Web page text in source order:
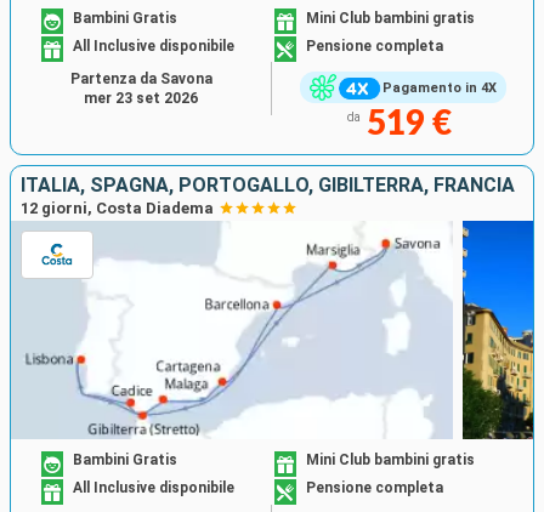
Pagamento in 4X
Bambini Gratis
Mini Club bambini gratis
All Inclusive disponibile
Pensione completa
da 519 €
Partenza da Savona
mer 23 set 2026
ITALIA, SPAGNA, PORTOGALLO, GIBILTERRA, FRANCIA
12 giorni, Costa Diadema
Bambini Gratis
Mini Club bambini gratis
All Inclusive disponibile
Pensione completa